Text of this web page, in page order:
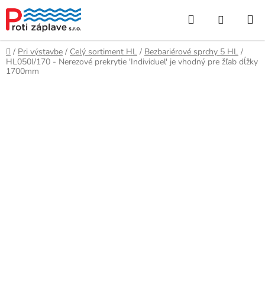
obsah
Hľadať
KOŠÍK
Domov
/ Pri výstavbe / Celý sortiment HL / Bezbariérové sprchy 5 HL /
HL050I/170 - Nerezové prekrytie 'Individuel' je vhodný pre žľab dĺžky
1700mm